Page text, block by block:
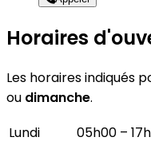
Horaires
Les horaires indiqués
ou dimanche.
Lundi
05h00 –